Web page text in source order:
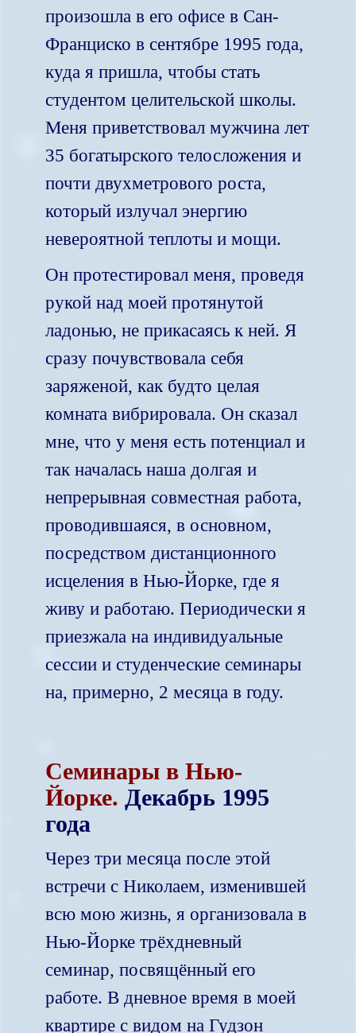
произошла в его офисе в Сан-
Франциско в сентябре 1995 года,
куда я пришла, чтобы стать
студентом целительской школы.
Меня приветствовал мужчина лет
35 богатырского телосложения и
почти двухметрового роста,
который излучал энергию
невероятной теплоты и мощи.
Он протестировал меня, проведя
рукой над моей протянутой
ладонью, не прикасаясь к ней. Я
сразу почувствовала себя
заряженой, как будто целая
комната вибрировала. Он сказал
мне, что у меня есть потенциал и
так началась наша долгая и
непрерывная совместная работа,
проводившаяся, в основном,
посредством дистанционного
исцеления в Нью-Йорке, где я
живу и работаю. Периодически я
приезжала на индивидуальные
сессии и студенческие семинары
на, примерно, 2 месяца в году.
Семинары в Нью-
Йорке. Декабрь 1995
года
Через три месяца после этой
встречи с Николаем, изменившей
всю мою жизнь, я организовала в
Нью-Йорке трёхдневный
семинар, посвящённый его
работе. В дневное время в моей
квартире с видом на Гудзон